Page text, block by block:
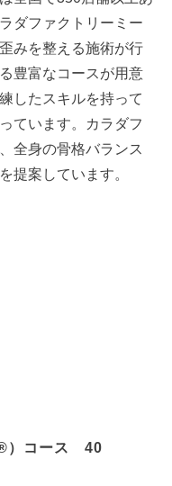
ダファクトリーミー
みを整える施術が行
豊富なコースが用意
したスキルを持って
ています。カラダフ
全身の骨格バランス
提案しています。
®）コース 40